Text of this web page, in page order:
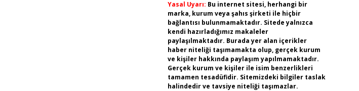
Yasal Uyarı: Bu internet sitesi, herhangi bir
marka, kurum veya şahıs şirketi ile hiçbir
bağlantısı bulunmamaktadır. Sitede yalnızca
kendi hazırladığımız makaleler
paylaşılmaktadır. Burada yer alan içerikler
haber niteliği taşımamakta olup, gerçek kurum
ve kişiler hakkında paylaşım yapılmamaktadır.
Gerçek kurum ve kişiler ile isim benzerlikleri
tamamen tesadüfidir. Sitemizdeki bilgiler taslak
halindedir ve tavsiye niteliği taşımazlar.